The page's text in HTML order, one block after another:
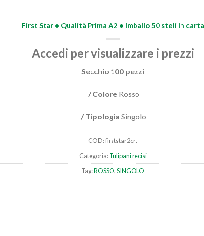
First Star • Qualità Prima A2 • Imballo 50 steli in carta
Accedi per visualizzare i prezzi
Secchio 100 pezzi
/ ColoreRosso
/ Tipologia Singolo
COD:firststar2crt
Categoria:Tulipani recisi
Tag:ROSSO,SINGOLO